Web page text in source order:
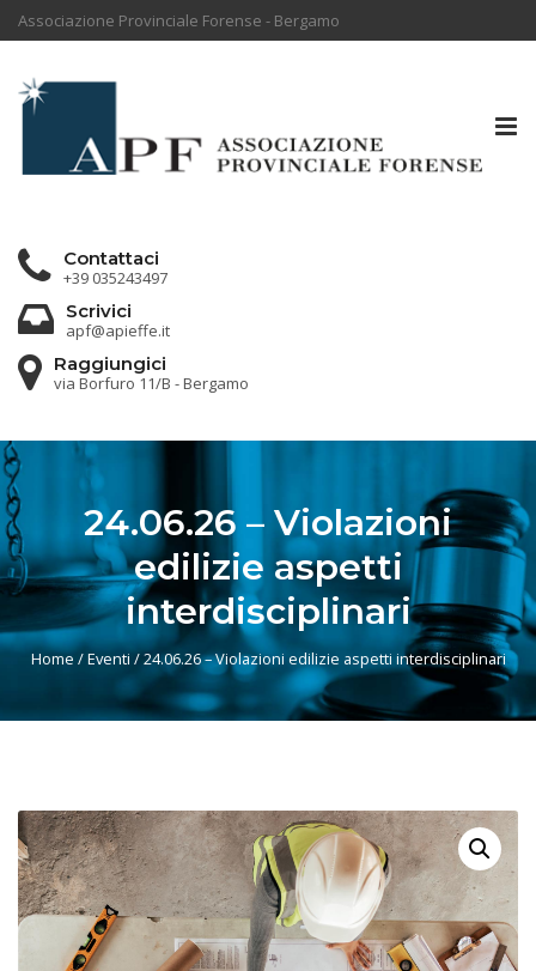
Associazione Provinciale Forense - Bergamo
Contattaci
+39 035243497
Scrivici
apf@apieffe.it
Raggiungici
via Borfuro 11/B - Bergamo
24.06.26 – Violazioni
edilizie aspetti
interdisciplinari
Home /Eventi / 24.06.26 – Violazioni edilizie aspetti interdisciplinari